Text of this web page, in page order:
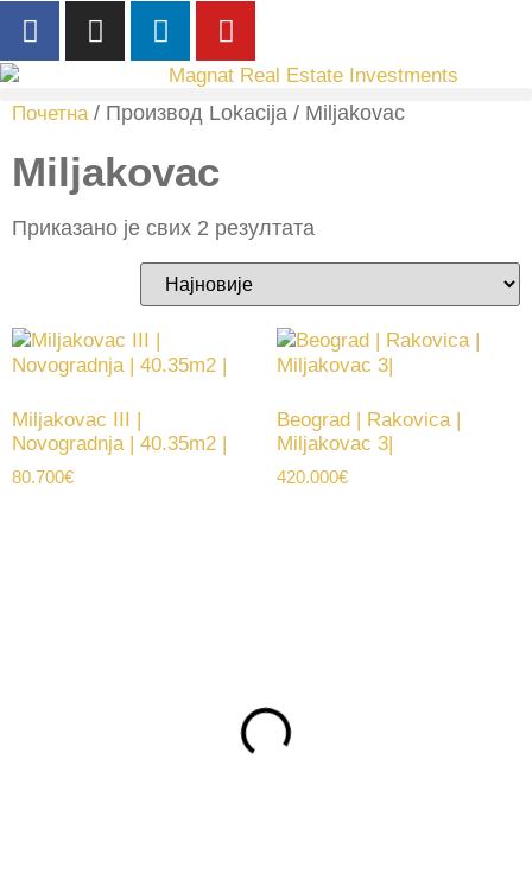
Почетна/ Производ Lokacija / Miljakovac
Miljakovac
Приказано је свих 2 резултата
Miljakovac III |
Novogradnja | 40.35m2 |
80.700€
Beograd | Rakovica |
Miljakovac 3|
420.000€